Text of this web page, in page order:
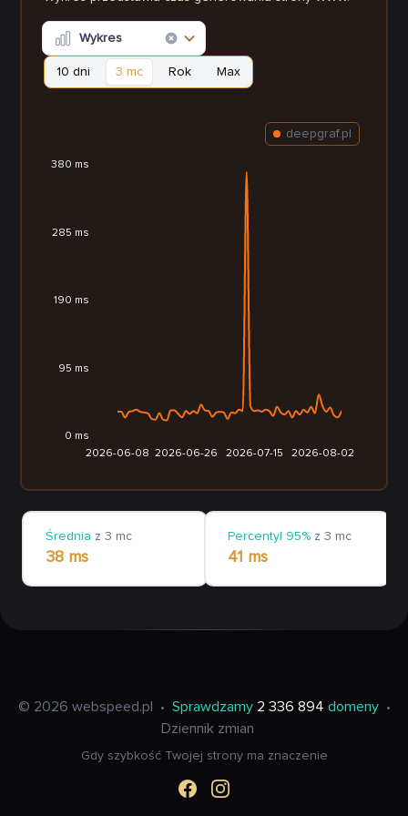
Wykres
10 dni 3 mc Rok Max
2026-06-08 2026-06-26 2026-07-15 2026-08-02
0 ms
95 ms
190 ms
285 ms
380 ms
deepgraf.pl
Średnia z 3 mc
38 ms
Percentyl 95% z 3 mc
41 ms
© 2026 webspeed.pl • Sprawdzamy 2 336 894 domeny •
Dziennik zmian
Gdy szybkość Twojej strony ma znaczenie